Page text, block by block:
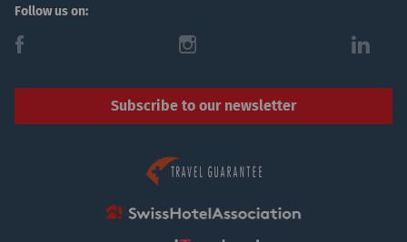
Follow us on:
f i l
Subscribe to our newsletter